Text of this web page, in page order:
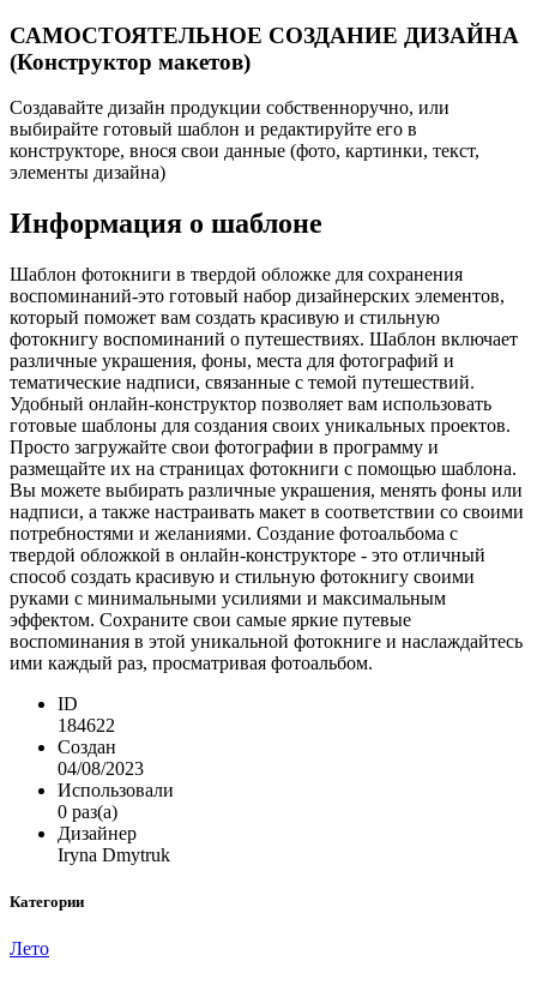
САМОСТОЯТЕЛЬНОЕ СОЗДАНИЕ ДИЗАЙНА
(Конструктор макетов)
Создавайте дизайн продукции собственноручно, или
выбирайте готовый шаблон и редактируйте его в
конструкторе, внося свои данные (фото, картинки, текст,
элементы дизайна)
Информация о шаблоне
Шаблон фотокниги в твердой обложке для сохранения
воспоминаний-это готовый набор дизайнерских элементов,
который поможет вам создать красивую и стильную
фотокнигу воспоминаний о путешествиях. Шаблон включает
различные украшения, фоны, места для фотографий и
тематические надписи, связанные с темой путешествий.
Удобный онлайн-конструктор позволяет вам использовать
готовые шаблоны для создания своих уникальных проектов.
Просто загружайте свои фотографии в программу и
размещайте их на страницах фотокниги с помощью шаблона.
Вы можете выбирать различные украшения, менять фоны или
надписи, а также настраивать макет в соответствии со своими
потребностями и желаниями. Создание фотоальбома с
твердой обложкой в онлайн-конструкторе - это отличный
способ создать красивую и стильную фотокнигу своими
руками с минимальными усилиями и максимальным
эффектом. Сохраните свои самые яркие путевые
воспоминания в этой уникальной фотокниге и наслаждайтесь
ими каждый раз, просматривая фотоальбом.
ID
184622
Создан
04/08/2023
Использовали
0 раз(а)
Дизайнер
Iryna Dmytruk
Категории
Лето